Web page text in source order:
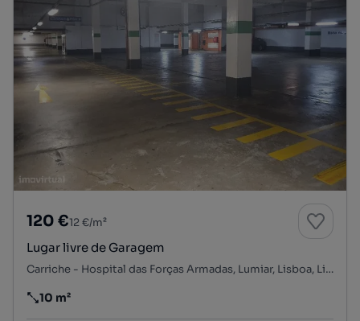
120 €12 €/m²
Lugar livre de Garagem
Carriche - Hospital das Forças Armadas, Lumiar, Lisboa, Lisboa
Preço por metro quadrado
10 m²